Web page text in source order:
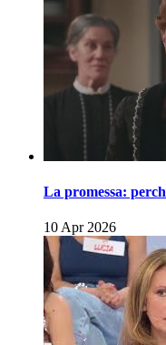
La promessa:
10 Apr 2026